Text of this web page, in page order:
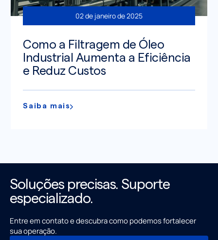
02 de janeiro de 2025
Como a Filtragem de Óleo
Industrial Aumenta a Eficiência
e Reduz Custos
Saiba mais
Soluções precisas. Suporte
especializado.
Entre em contato e descubra como podemos fortalecer
sua operação.